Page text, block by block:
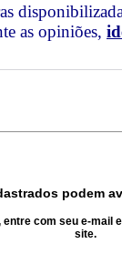
as opiniões,
podem
com seu e-mail
site.